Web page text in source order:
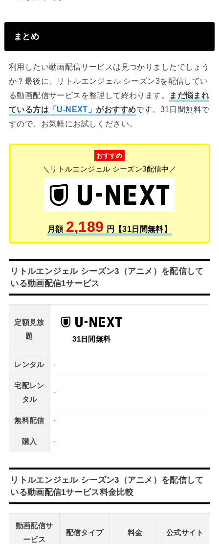
まとめ
利用したい動画配信サービスは見つかりましたでしょう
か？最後に、リトルエンジェル シーズン3を配信してい
る動画配信サービスを整理して終わります。
まだ悩まれ
ている方は 「U-NEXT」がおすすめです。31日間無料で
すので、お気軽にお試しください。
おすすめ
＼リトルエンジェル シーズン3配信中／
月額 2,189 円【31日間無料】
リトルエンジェル シーズン3（アニメ）を配信して
いる動画配信1サービス
定額見放
題
31日間無料
レンタル -
宅配レン
タル
-
無料配信 -
購入 -
リトルエンジェル シーズン3（アニメ）を配信して
いる動画配信1サービス料金比較
動画配信サ
ービス
配信タイプ 料金 公式サイト